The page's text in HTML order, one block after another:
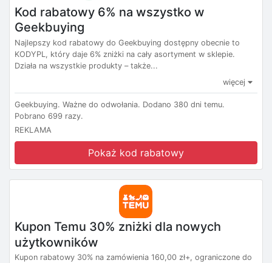
Kod rabatowy 6% na wszystko w
Geekbuying
Najlepszy kod rabatowy do Geekbuying dostępny obecnie to
KODYPL, który daje 6% zniżki na cały asortyment w sklepie.
Działa na wszystkie produkty – także...
więcej
Geekbuying. Ważne do odwołania. Dodano 380 dni temu.
Pobrano 699 razy.
REKLAMA
Pokaż kod rabatowy
Kupon Temu 30% zniżki dla nowych
użytkowników
Kupon rabatowy 30% na zamówienia 160,00 zł+, ograniczone do